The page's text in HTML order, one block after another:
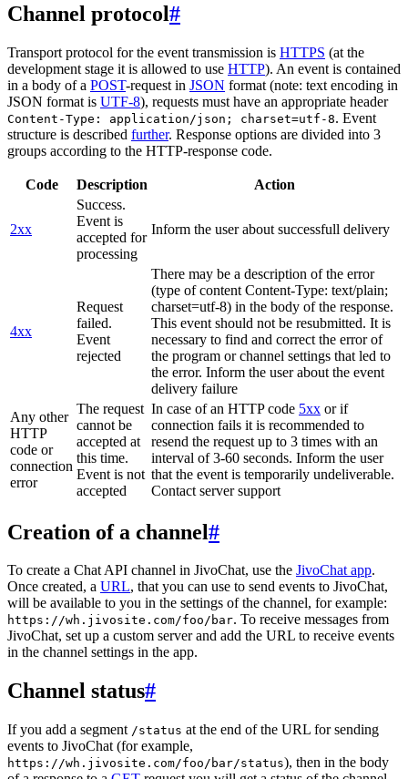
Channel protocol#
Transport protocol for the event transmission is HTTPS (at the
development stage it is allowed to use HTTP). An event is contained
in a body of a POST-request in JSON format (note: text encoding in
JSON format is UTF-8), requests must have an appropriate header
Content-Type: application/json; charset=utf-8. Event
structure is described further. Response options are divided into 3
groups according to the HTTP-response code.
Code Description Action
2xx
Success.
Event is
accepted for
processing
Inform the user about successfull delivery
4xx
Request
failed.
Event
rejected
There may be a description of the error
(type of content Content-Type: text/plain;
charset=utf-8) in the body of the response.
This event should not be resubmitted. It is
necessary to find and correct the error of
the program or channel settings that led to
the error. Inform the user about the event
delivery failure
Any other
HTTP
code or
connection
error
The request
cannot be
accepted at
this time.
Event is not
accepted
In case of an HTTP code 5xx or if
connection fails it is recommended to
resend the request up to 3 times with an
interval of 3-60 seconds. Inform the user
that the event is temporarily undeliverable.
Contact server support
Creation of a channel#
To create a Chat API channel in JivoChat, use the JivoChat app.
Once created, a URL, that you can use to send events to JivoChat,
will be available to you in the settings of the channel, for example:
https://wh.jivosite.com/foo/bar. To receive messages from
JivoChat, set up a custom server and add the URL to receive events
in the channel settings in the app.
Channel status#
If you add a segment /status at the end of the URL for sending
events to JivoChat (for example,
https://wh.jivosite.com/foo/bar/status), then in the body